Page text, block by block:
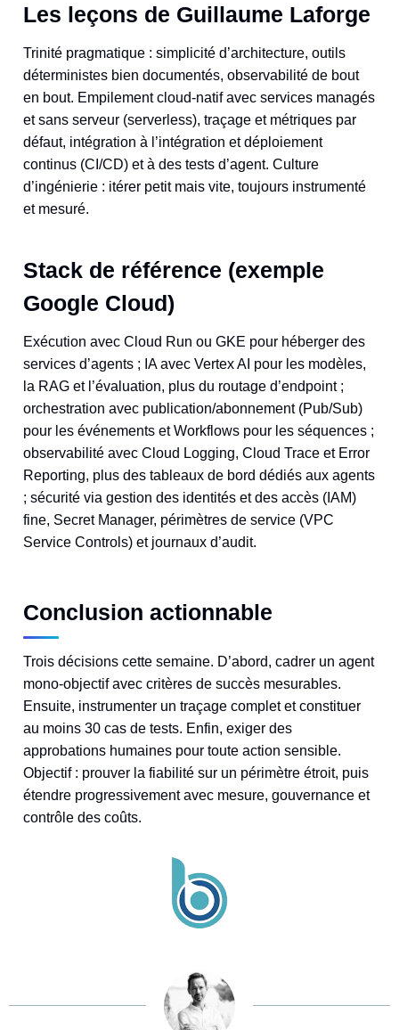
Les leçons de Guillaume Laforge
Trinité pragmatique : simplicité d’architecture, outils
déterministes bien documentés, observabilité de bout
en bout. Empilement cloud-natif avec services managés
et sans serveur (serverless), traçage et métriques par
défaut, intégration à l’intégration et déploiement
continus (CI/CD) et à des tests d’agent. Culture
d’ingénierie : itérer petit mais vite, toujours instrumenté
et mesuré.
Stack de référence (exemple
Google Cloud)
Exécution avec Cloud Run ou GKE pour héberger des
services d’agents ; IA avec Vertex AI pour les modèles,
la RAG et l’évaluation, plus du routage d’endpoint ;
orchestration avec publication/abonnement (Pub/Sub)
pour les événements et Workflows pour les séquences ;
observabilité avec Cloud Logging, Cloud Trace et Error
Reporting, plus des tableaux de bord dédiés aux agents
; sécurité via gestion des identités et des accès (IAM)
fine, Secret Manager, périmètres de service (VPC
Service Controls) et journaux d’audit.
Conclusion actionnable
Trois décisions cette semaine. D’abord, cadrer un agent
mono-objectif avec critères de succès mesurables.
Ensuite, instrumenter un traçage complet et constituer
au moins 30 cas de tests. Enfin, exiger des
approbations humaines pour toute action sensible.
Objectif : prouver la fiabilité sur un périmètre étroit, puis
étendre progressivement avec mesure, gouvernance et
contrôle des coûts.